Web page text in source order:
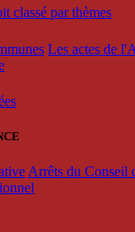
classé par thèmes
Les actes de
Arrêts du Conseil